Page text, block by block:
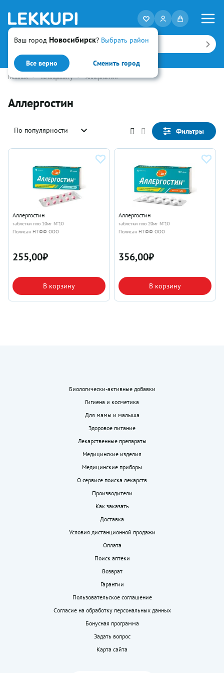
Ваш город Новосибирск? Выбрать район
Все верно Сменить город
Искать
Главная • по алфавиту • Аллергостин
Аллергостин
По популярности Фильтры
Аллергостин
таблетки ппо 10мг №10
Полисан НТФФ ООО
255,00₽
В корзину
Аллергостин
таблетки ппо 20мг №10
Полисан НТФФ ООО
356,00₽
В корзину
Биологически-активные добавки
Гигиена и косметика
Для мамы и малыша
Здоровое питание
Лекарственные препараты
Медицинские изделия
Медицинские приборы
О сервисе поиска лекарств
Производители
Как заказать
Доставка
Условия дистанционной продажи
Оплата
Поиск аптеки
Возврат
Гарантии
Пользовательское соглашение
Согласие на обработку персональных данных
Бонусная программа
Задать вопрос
Карта сайта